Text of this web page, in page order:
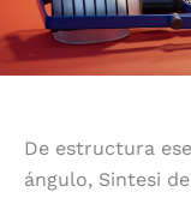
De estructura
ángulo, Sintesi